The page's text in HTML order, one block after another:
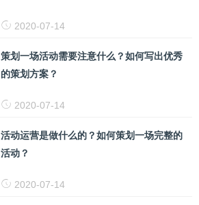
2020-07-14
策划一场活动需要注意什么？如何写出优秀
的策划方案？
2020-07-14
活动运营是做什么的？如何策划一场完整的
活动？
2020-07-14